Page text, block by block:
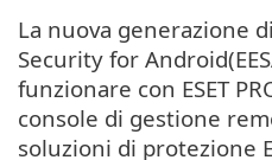
La nuova generazione
Security for
funzionare con ESET
console di gestione
soluzioni di protezione